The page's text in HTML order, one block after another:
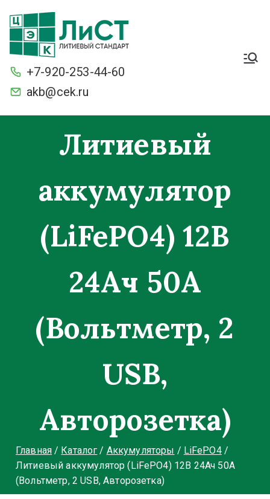
стартерные токи и ёмкость.
+7-920-253-44-60
akb@cek.ru
Литиевый
аккумулятор
(LiFePO4) 12В
24Ач 50А
(Вольтметр, 2
USB,
Авторозетка)
Главная Каталог Аккумуляторы
LiFePO4
Литиевый аккумулятор (LiFePO4) 12В 24Ач 50А
(Вольтметр, 2 USB, Авторозетка)